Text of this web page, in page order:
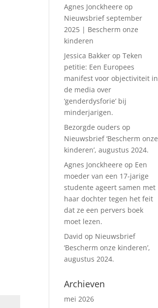
Agnes Jonckheere op
Nieuwsbrief september
2025 | Bescherm onze
kinderen
Jessica Bakker opTeken
petitie: Een Europees
manifest voor objectiviteit in
de media over
‘genderdysforie’ bij
minderjarigen.
Bezorgde ouders op
Nieuwsbrief ‘Bescherm onze
kinderen’, augustus 2024.
Agnes Jonckheere op Een
moeder van een 17-jarige
studente ageert samen met
haar dochter tegen het feit
dat ze een pervers boek
moet lezen.
David op Nieuwsbrief
‘Bescherm onze kinderen’,
augustus 2024.
Archieven
mei 2026